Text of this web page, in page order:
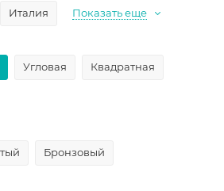
Италия Показать еще
Угловая
Квадратная
Бронзовый